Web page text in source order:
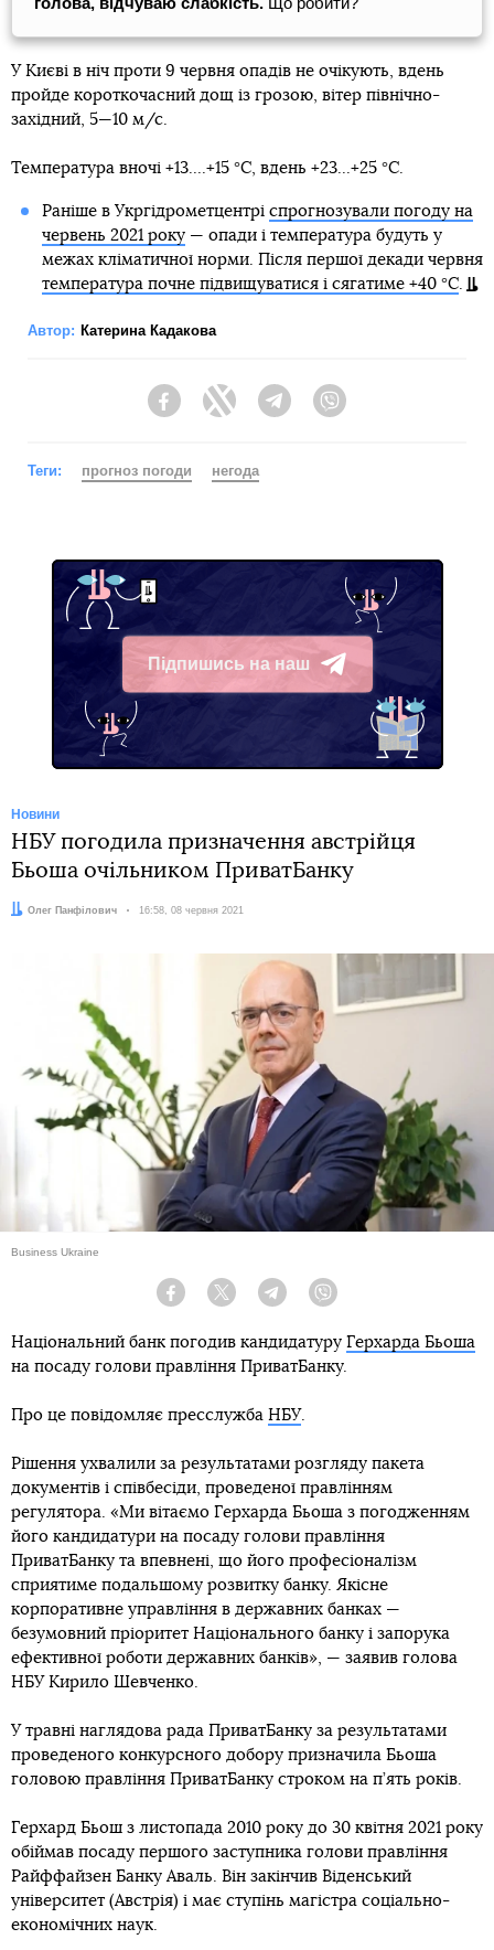
У Києві в ніч проти 9 червня опадів не очікують, вдень
пройде короткочасний дощ із грозою, вітер північно-
західний, 5—10 м/с.
Температура вночі +13....+15 °С, вдень +23...+25 °С.
Раніше в Укргідрометцентрі спрогнозували погоду на
червень 2021 року— опади і температура будуть у
межах кліматичної норми. Після першої декади червня
температура почне підвищуватися і сягатиме +40 °С.
Автор: Катерина Кадакова
FacebookTwitter Telegram
Теги: прогноз погоди негода
Підпишись на наш
Telegram
Новини
НБУ погодила призначення австрійця
Бьоша очільником ПриватБанку
Автор:
Олег Панфілович Дата:
16:58, 08 червня 2021
Business Ukraine
Facebook Twitter Telegram
Національний банк погодив кандидатуру Герхарда Бьоша
на посаду голови правління ПриватБанку.
Про це повідомляє пресслужба НБУ.
Рішення ухвалили за результатами розгляду пакета
документів і співбесіди, проведеної правлінням
регулятора. «Ми вітаємо Герхарда Бьоша з погодженням
його кандидатури на посаду голови правління
ПриватБанку та впевнені, що його професіоналізм
сприятиме подальшому розвитку банку. Якісне
корпоративне управління в державних банках —
безумовний пріоритет Національного банку і запорука
ефективної роботи державних банків», — заявив голова
НБУ Кирило Шевченко.
У травні наглядова рада ПриватБанку за результатами
проведеного конкурсного добору призначила Бьоша
головою правління ПриватБанку строком на п’ять років.
Герхард Бьош з листопада 2010 року до 30 квітня 2021 року
обіймав посаду першого заступника голови правління
Райффайзен Банку Аваль. Він закінчив Віденський
університет (Австрія) і має ступінь магістра соціально-
економічних наук.